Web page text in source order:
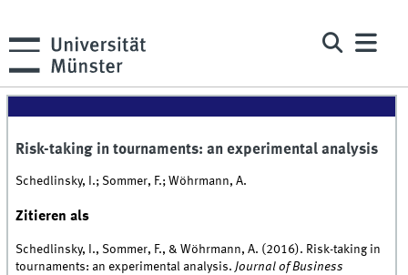
Risk-taking in tournaments: an experimental analysis
Schedlinsky, I.; Sommer, F.; Wöhrmann, A.
Zitieren als
Schedlinsky, I., Sommer, F., & Wöhrmann, A. (2016). Risk-taking in
tournaments: an experimental analysis.Journal of Business